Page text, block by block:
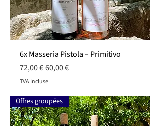
6x Masseria Pistola – Primitivo
Prix original
72,00 €Prix promotionnel
60,00 €
TVA Incluse
Offres groupées